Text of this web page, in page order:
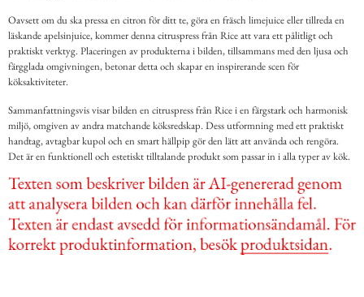
Oavsett om du ska pressa en citron för ditt te, göra en fräsch limejuice eller tillreda en
läskande apelsinjuice, kommer denna citruspress från Rice att vara ett pålitligt och
praktiskt verktyg. Placeringen av produkterna i bilden, tillsammans med den ljusa och
färgglada omgivningen, betonar detta och skapar en inspirerande scen för
köksaktiviteter.
Sammanfattningsvis visar bilden en citruspress från Rice i en färgstark och harmonisk
miljö, omgiven av andra matchande köksredskap. Dess utformning med ett praktiskt
handtag, avtagbar kupol och en smart hällpip gör den lätt att använda och rengöra.
Det är en funktionell och estetiskt tilltalande produkt som passar in i alla typer av kök.